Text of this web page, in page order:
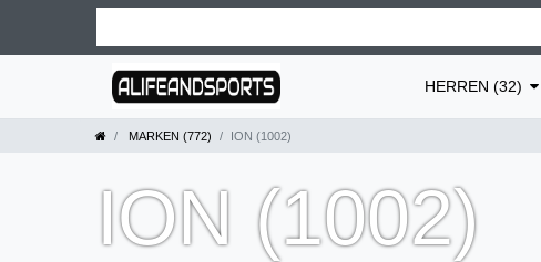
HERREN (32)
MARKEN (772) ION (1002)
ION (1002)